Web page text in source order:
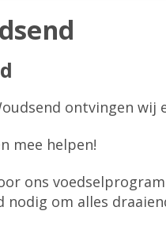
ontvingen
mee helpen!
ons
om alles